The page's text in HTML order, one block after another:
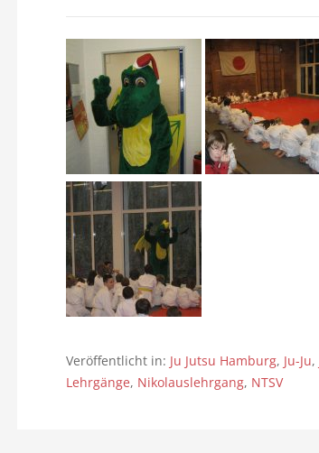
Veröffentlicht in: Ju Jutsu Hamburg, Ju-Ju,
Lehrgänge, Nikolauslehrgang, NTSV